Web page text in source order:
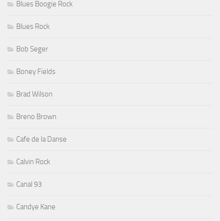
Blues Boogie Rock
Blues Rock
Bob Seger
Boney Fields
Brad Wilson
Breno Brown
Cafe de la Danse
Calvin Rock
Canal 93
Candye Kane